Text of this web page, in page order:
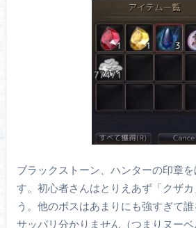
ブラックストーン、ハンターの印章
す。初心者さんはとりえあず「クザ
う。他のボスはあまりにも強すぎて
サッパリ分かりません（つまりヌー